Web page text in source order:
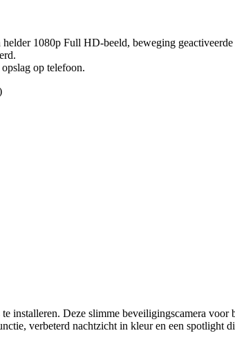
1080p Full HD-beeld, beweging
op telefoon.
installeren. Deze slimme beveiligingscamera
verbeterd nachtzicht in kleur en een spotlight